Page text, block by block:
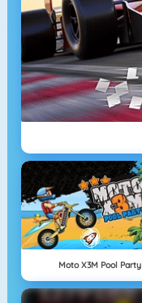
Moto X3M Pool Party